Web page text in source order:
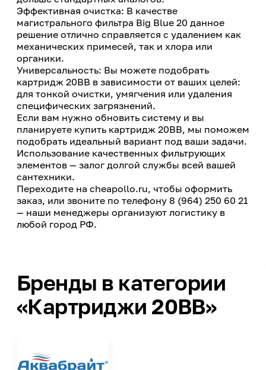
Эффективная очистка: В качестве
магистрального фильтра Big Blue 20 данное
решение отлично справляется с удалением как
механических примесей, так и хлора или
органики.
Универсальность: Вы можете подобрать
картридж 20BB в зависимости от ваших целей:
для тонкой очистки, умягчения или удаления
специфических загрязнений.
Если вам нужно обновить систему и вы
планируете купить картридж 20BB, мы поможем
подобрать идеальный вариант под ваши задачи.
Использование качественных фильтрующих
элементов — залог долгой службы всей вашей
сантехники.
Переходите на cheapollo.ru, чтобы оформить
заказ, или звоните по телефону 8 (964) 250 60 21
— наши менеджеры организуют логистику в
любой город РФ.
Бренды в категории
«Картриджи 20BB»